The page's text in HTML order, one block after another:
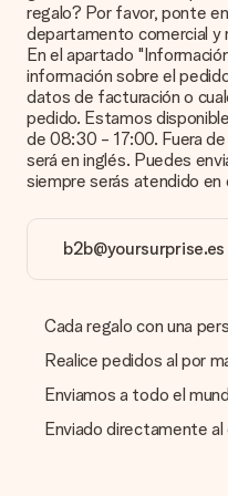
un mensaje personal en
sepa exactamente a quién
sorpresa.
¿Está envuelto mi regalo?
Actualmente, no tenemos
regalos para envolver tu
una caja decorada con
está listo para ser
Tiempo de entrega,
¿Puedo elegir una fecha
Elegir la fecha exacta de
personalizado y
confirmación con las
transportes la encargada de
regalo? Por favor, ponte
departamento comercial y
En el apartado
información sobre el
datos de facturación o
pedido. Estamos
de 08:30 - 17:00. Fuera
será en inglés. Puedes
siempre serás atendido en
b2b@yoursurprise.es
Cada regalo con una
Realice pedidos al por
Enviamos a todo el
Enviado directamente